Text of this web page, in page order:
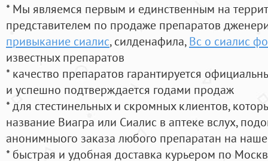
* Мы являемся первым и единственным на
представителем по продаже препаратов
привыкание сиалис, силденафила, Вс о сиалис
известных препаратов
* качество препаратов гарантируется
и успешно подтверждается годами продаж
* для стестинельных и скромных клиентов,
название Виагра или Сиалис в аптеке вслух,
анонимныого заказа любого препаратан на
* быстрая и удобная доставка курьером по